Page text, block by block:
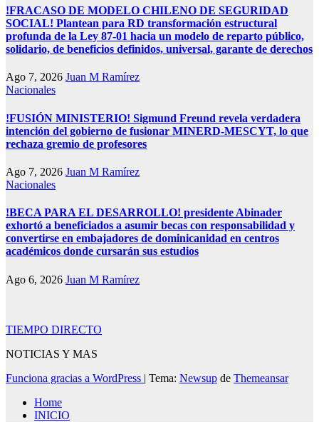
!FRACASO DE MODELO CHILENO DE SEGURIDAD
SOCIAL! Plantean para RD transformación estructural
profunda de la Ley 87-01 hacia un modelo de reparto público,
solidario, de beneficios definidos, universal, garante de derechos
Ago 7, 2026 Juan M Ramírez
Nacionales
!FUSIÓN MINISTERIO! Sigmund Freund revela verdadera
intención del gobierno de fusionar MINERD-MESCYT, lo que
rechaza gremio de profesores
Ago 7, 2026 Juan M Ramírez
Nacionales
!BECA PARA EL DESARROLLO! presidente Abinader
exhortó a beneficiados a asumir becas con responsabilidad y
convertirse en embajadores de dominicanidad en centros
académicos donde cursarán sus estudios
Ago 6, 2026 Juan M Ramírez
TIEMPO DIRECTO
NOTICIAS Y MAS
Funciona gracias a WordPress | Tema: Newsup de Themeansar
Home
INICIO